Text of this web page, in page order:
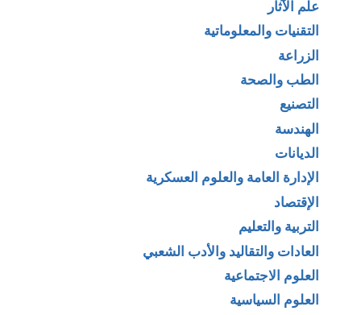
علم الآثار
التقنيات والمعلوماتية
الزراعة
الطب والصحة
التصنيع
الهندسة
الديانات
الإدارة العامة والعلوم العسكرية
الإقتصاد
التربية والتعليم
العادات والتقاليد والأدب الشعبي
العلوم الاجتماعية
العلوم السياسية